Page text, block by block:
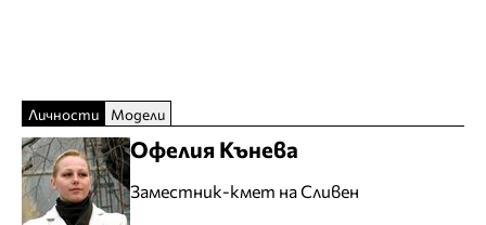
Личности Модели
Офелия Кънева
Заместник-кмет на Сливен